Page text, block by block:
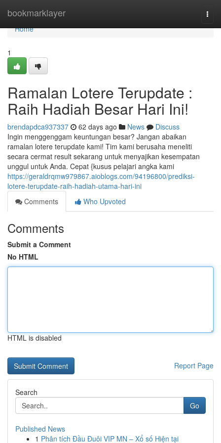
bookmarklayer
Home
Home
1
Ramalan Lotere Terupdate :
Raih Hadiah Besar Hari Ini!
brendapdca937337 62 days ago News
Discuss
Ingin menggenggam keuntungan besar? Jangan abaikan
ramalan lotere terupdate kami! Tim kami berusaha meneliti
secara cermat result sekarang untuk menyajikan kesempatan
unggul untuk Anda. Cepat {kusus pelajari angka kami
https://geraldrqmw979867.aioblogs.com/94196800/prediksi-
lotere-terupdate-raih-hadiah-utama-hari-ini
Comments
Who Upvoted
Comments
Submit a Comment
No HTML
HTML is disabled
Report Page
Search
Go
Published News
1 Phân tích Đầu Đuôi VIP MN – Xổ số Hiện tại